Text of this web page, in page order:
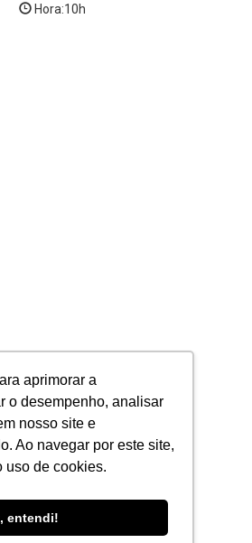
aprimorar a
o desempenho, analisar
nosso site e
Ao navegar por este site,
uso de cookies.
entendi!
Hora:10h